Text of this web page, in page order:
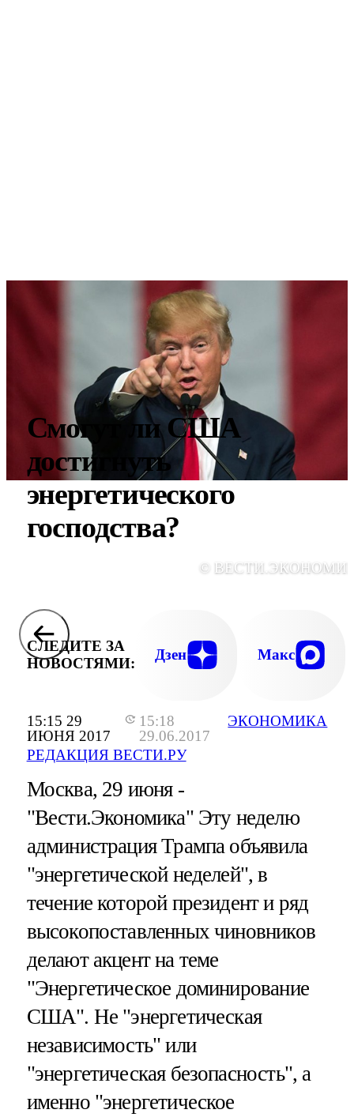
15:15 29
ИЮНЯ 2017
15:18
29.06.2017
РЕДАКЦИЯ ВЕСТИ.РУ
ЭКОНОМИКА
Смогут ли США
достигнуть
энергетического
господства?
©
СЛЕДИТЕ ЗА
НОВОСТЯМИ:
Дзен Макс
Москва, 29 июня -
"Вести.Экономика" Эту неделю
администрация Трампа объявила
"энергетической неделей", в
течение которой президент и ряд
высокопоставленных чиновников
делают акцент на теме
"Энергетическое доминирование
США". Не "энергетическая
независимость" или
"энергетическая безопасность", а
именно "энергетическое